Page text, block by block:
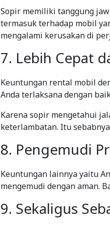
Sopir memiliki tanggung
termasuk terhadap mobil
mengalami kerusakan di
7. Lebih Cepat
Keuntungan rental mobil
Anda terlaksana dengan
Karena sopir mengetahui
keterlambatan. Itu
8. Pengemudi
Keuntungan lainnya yaitu
mengemudi dengan aman.
9. Sekaligus